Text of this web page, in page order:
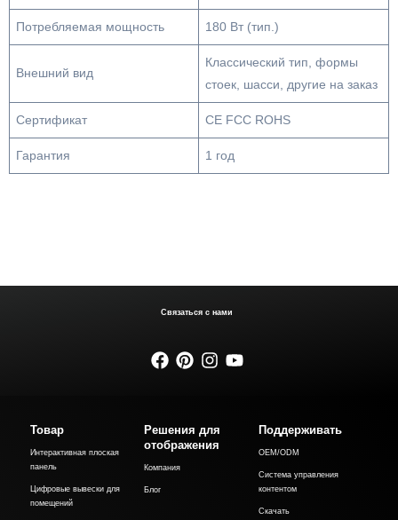
Потребляемая мощность 180 Вт (тип.)
Внешний вид
Классический тип, формы
стоек, шасси, другие на заказ
Сертификат CE FCC ROHS
Гарантия 1 год
Связаться с нами
Товар
Интерактивная плоская
панель
Цифровые вывески для
помещений
Решения для
отображения
Компания
Блог
Поддерживать
OEM/ODM
Система управления
контентом
Скачать